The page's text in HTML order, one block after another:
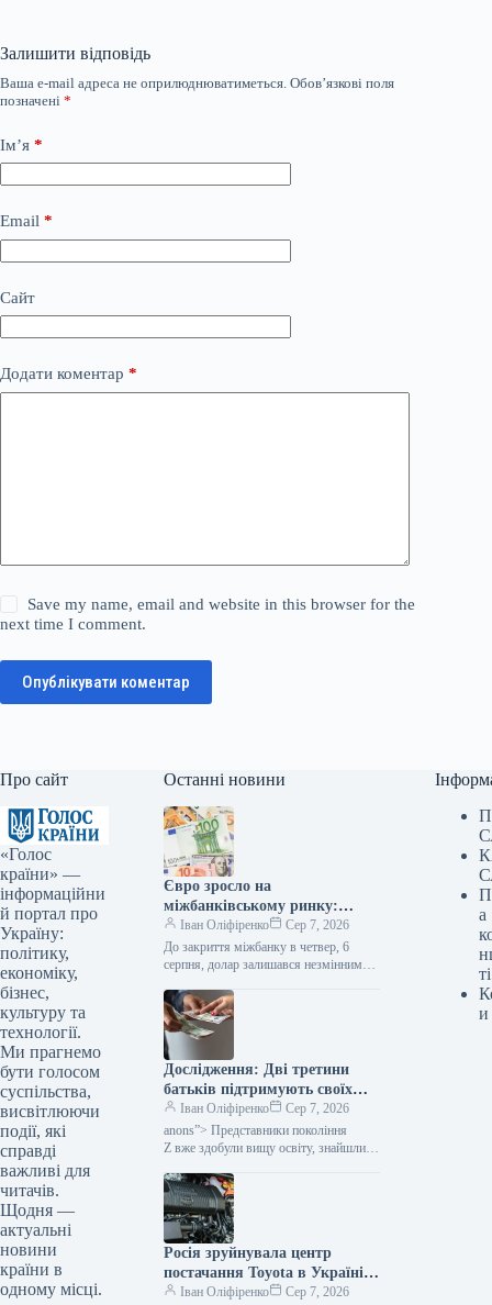
Залишити відповідь
Ваша e-mail адреса не оприлюднюватиметься. Обов’язкові поля
позначені *
Ім’я *
Email *
Сайт
Додати коментар *
Save my name, email and website in this browser for the
next time I comment.
Опублікувати коментар
Про сайт
«Голос
країни» —
інформаційни
й портал про
Україну:
політику,
економіку,
бізнес,
культуру та
технології.
Ми прагнемо
бути голосом
суспільства,
висвітлюючи
події, які
справді
важливі для
читачів.
Щодня —
актуальні
новини
країни в
одному місці.
Останні новини
Євро зросло на
міжбанківському ринку:
вартість валют на вечір –
Мінфін
Іван Оліфіренко
Сер 7, 2026
До закриття міжбанку в четвер, 6
серпня, долар залишався незмінним
в продажу, євро подорожчало на 1
копійку в покупці та на 2 копійки…
Дослідження: Дві третини
батьків підтримують своїх
дорослих дітей з покоління Z
фінансово.
Іван Оліфіренко
Сер 7, 2026
anons”> Представники покоління
Z вже здобули вищу освіту, знайшли
активно займаються пошуком, проте
це не забезпечує їм фінансової
самостійності.…
Росія зруйнувала центр
постачання Toyota в Україні:
можуть бути перебої з
Іван Оліфіренко Сер 7, 2026
а
ті
и